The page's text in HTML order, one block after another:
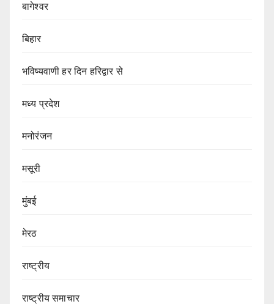
बागेश्वर
बिहार
भविष्यवाणी हर दिन हरिद्वार से
मध्य प्रदेश
मनोरंजन
मसूरी
मुंबई
मेरठ
राष्ट्रीय
राष्ट्रीय समाचार